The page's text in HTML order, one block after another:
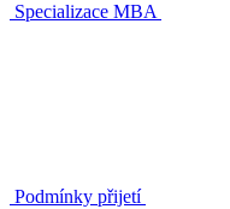
Specializace MBA
Podmínky přijetí